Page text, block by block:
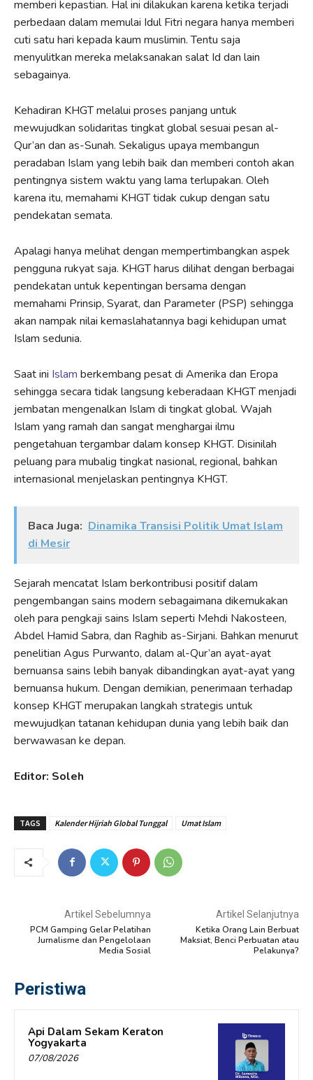
memberi kepastian. Hal ini dilakukan karena ketika terjadi
perbedaan dalam memulai Idul Fitri negara hanya memberi
cuti satu hari kepada kaum muslimin. Tentu saja
menyulitkan mereka melaksanakan salat Id dan lain
sebagainya.
Kehadiran KHGT melalui proses panjang untuk
mewujudkan solidaritas tingkat global sesuai pesan al-
Qur’an dan as-Sunah. Sekaligus upaya membangun
peradaban Islam yang lebih baik dan memberi contoh akan
pentingnya sistem waktu yang lama terlupakan. Oleh
karena itu, memahami KHGT tidak cukup dengan satu
pendekatan semata.
Apalagi hanya melihat dengan mempertimbangkan aspek
pengguna rukyat saja. KHGT harus dilihat dengan berbagai
pendekatan untuk kepentingan bersama dengan
memahami Prinsip, Syarat, dan Parameter (PSP) sehingga
akan nampak nilai kemaslahatannya bagi kehidupan umat
Islam sedunia.
Saat ini Islam berkembang pesat di Amerika dan Eropa
sehingga secara tidak langsung keberadaan KHGT menjadi
jembatan mengenalkan Islam di tingkat global. Wajah
Islam yang ramah dan sangat menghargai ilmu
pengetahuan tergambar dalam konsep KHGT. Disinilah
peluang para mubalig tingkat nasional, regional, bahkan
internasional menjelaskan pentingnya KHGT.
Baca Juga: Dinamika Transisi Politik Umat Islam
di Mesir
Sejarah mencatat Islam berkontribusi positif dalam
pengembangan sains modern sebagaimana dikemukakan
oleh para pengkaji sains Islam seperti Mehdi Nakosteen,
Abdel Hamid Sabra, dan Raghib as-Sirjani. Bahkan menurut
penelitian Agus Purwanto, dalam al-Qur’an ayat-ayat
bernuansa sains lebih banyak dibandingkan ayat-ayat yang
bernuansa hukum. Dengan demikian, penerimaan terhadap
konsep KHGT merupakan langkah strategis untuk
mewujudķan tatanan kehidupan dunia yang lebih baik dan
berwawasan ke depan.
Editor: Soleh
TAGS Kalender Hijriah Global Tunggal Umat Islam
Artikel Sebelumnya
PCM Gamping Gelar Pelatihan
Jurnalisme dan Pengelolaan
Media Sosial
Artikel Selanjutnya
Ketika Orang Lain Berbuat
Maksiat, Benci Perbuatan atau
Pelakunya?
Peristiwa
Api Dalam Sekam Keraton
Yogyakarta
07/08/2026